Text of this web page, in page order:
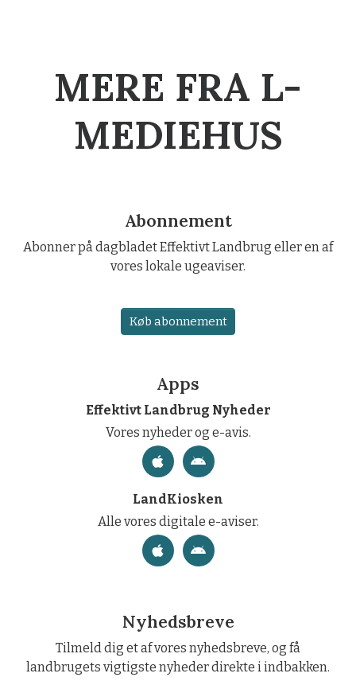
MERE FRA L-
MEDIEHUS
Abonnement
Abonner på dagbladet Effektivt Landbrug eller en af
vores lokale ugeaviser.
Køb abonnement
Apps
Effektivt Landbrug Nyheder
Vores nyheder og e-avis.
LandKiosken
Alle vores digitale e-aviser.
Nyhedsbreve
Tilmeld dig et af vores nyhedsbreve, og få
landbrugets vigtigste nyheder direkte i indbakken.